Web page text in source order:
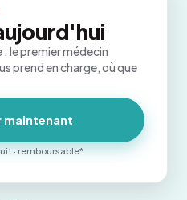
le premier médecin
prend en charge, où que
maintenant
· remboursable*